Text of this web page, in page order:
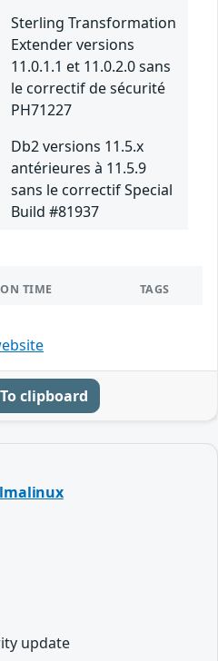
Sterling Transformation
Extender versions
11.0.1.1 et 11.0.2.0 sans
le correctif de sécurité
PH71227
Db2 versions 11.5.x
antérieures à 11.5.9
sans le correctif Special
Build #81937
TIME TAGS
To clipboard
update